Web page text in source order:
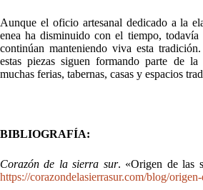
Aunque el oficio artesanal dedicado a la
enea ha disminuido con el tiempo, todavía
continúan manteniendo viva esta
estas piezas siguen formando parte de
muchas ferias, tabernas, casas y espacios
BIBLIOGRAFÍA:
Corazón de la sierra sur. «Origen de las
https://corazondelasierrasur.com/blog/